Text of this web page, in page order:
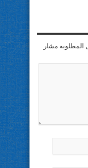
المطلوبة مشار